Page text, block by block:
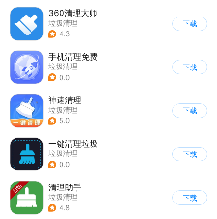
360清理大师
垃圾清理
4.3
下载
手机清理免费
垃圾清理
0.0
下载
神速清理
垃圾清理
5.0
下载
一键清理垃圾
垃圾清理
0.0
下载
清理助手
垃圾清理
4.8
下载